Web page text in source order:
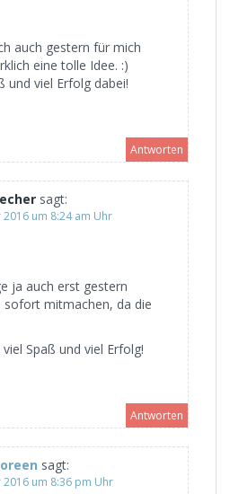
auch gestern für mich
eine tolle Idee. :)
und viel Erfolg dabei!
Antworten
sagt:
2016 um 8:24 am Uhr
ja auch erst gestern
mitmachen, da die
Spaß und viel Erfolg!
Antworten
sagt:
2016 um 8:36 pm Uhr